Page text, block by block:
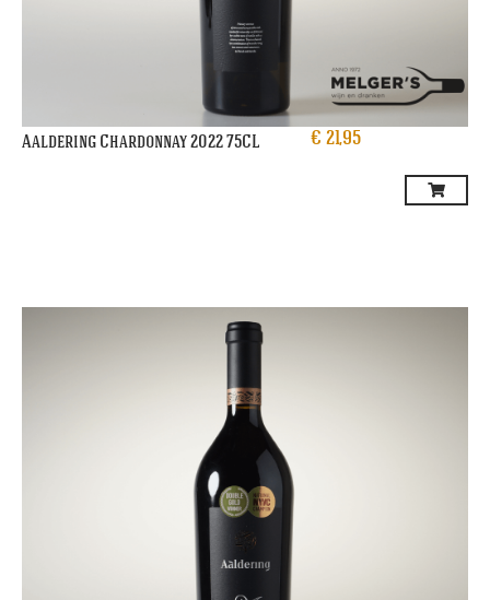
Aaldering Chardonnay 2022 75CL € 21,95